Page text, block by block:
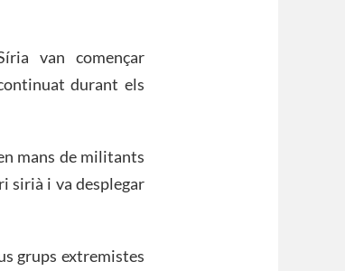
van començar
durant els
mans de militants
sirià i va desplegar
grups extremistes